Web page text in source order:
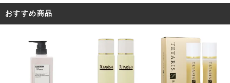
おすすめ商品